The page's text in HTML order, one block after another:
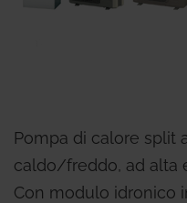
Pompa di calore split
caldo/freddo, ad alta
Con modulo idronico